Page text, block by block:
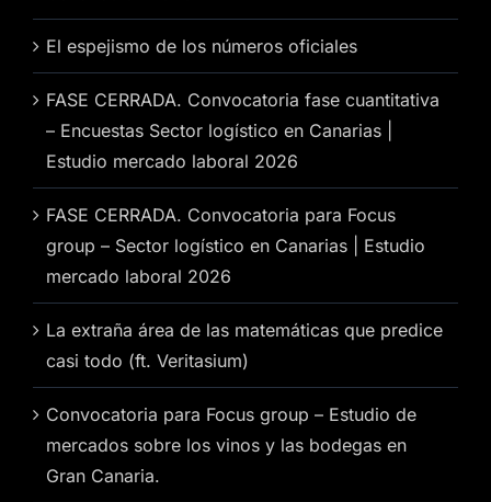
El espejismo de los números oficiales
FASE CERRADA. Convocatoria fase cuantitativa
– Encuestas Sector logístico en Canarias |
Estudio mercado laboral 2026
FASE CERRADA. Convocatoria para Focus
group – Sector logístico en Canarias | Estudio
mercado laboral 2026
La extraña área de las matemáticas que predice
casi todo (ft. Veritasium)
Convocatoria para Focus group – Estudio de
mercados sobre los vinos y las bodegas en
Gran Canaria.